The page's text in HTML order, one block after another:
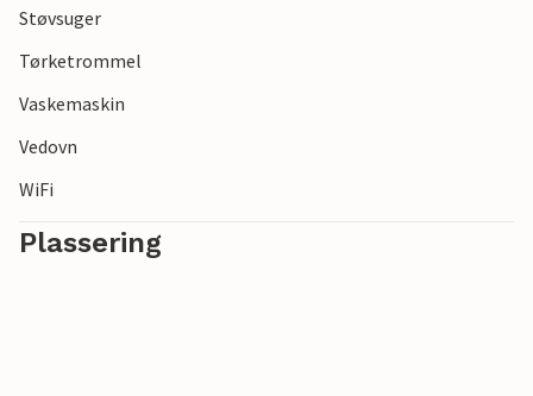
Støvsuger
Tørketrommel
Vaskemaskin
Vedovn
WiFi
Plassering